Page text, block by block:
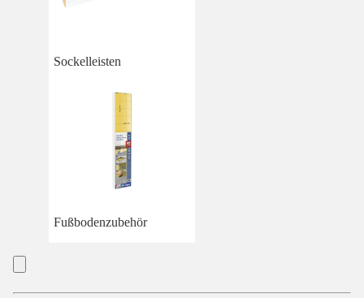
Sockelleisten
Fußbodenzubehör